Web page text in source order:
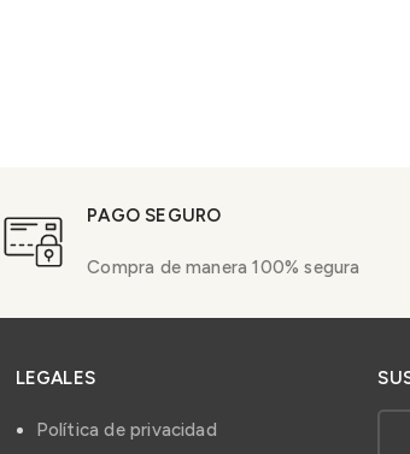
PAGO SEGURO
Compra de manera 100% segura
LEGALES
Política de privacidad